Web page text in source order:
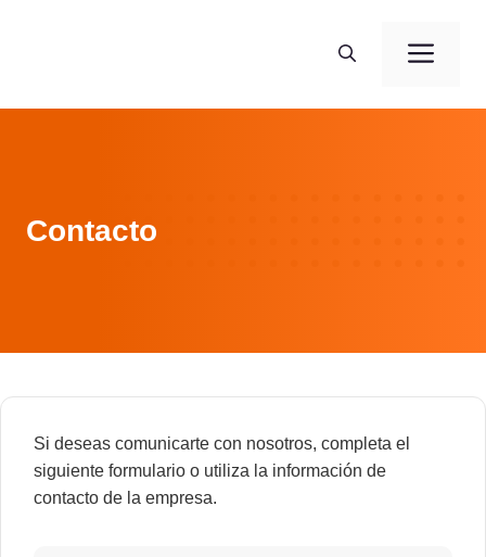
Contacto
Si deseas comunicarte con nosotros, completa el
siguiente formulario o utiliza la información de
contacto de la empresa.